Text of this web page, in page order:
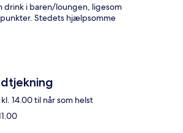
drink i baren/loungen, ligesom
Stedets hjælpsomme
14.00 til når som helst